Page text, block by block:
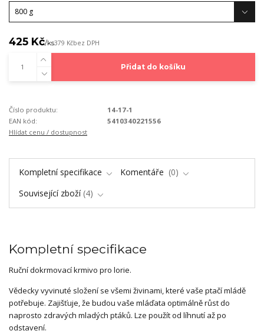
425 Kč/ks379 Kčbez DPH
Přidat do košíku
Číslo produktu:
14-17-1
EAN kód:
5410340221556
Hlídat cenu / dostupnost
Kompletní specifikace Komentáře
0
Související zboží 4
Kompletní specifikace
Ruční dokrmovací krmivo pro lorie.
Vědecky vyvinuté složení se všemi živinami, které vaše ptačí mládě
potřebuje. Zajišťuje, že budou vaše mláďata optimálně růst do
naprosto zdravých mladých ptáků. Lze použít od líhnutí až po
odstavení.